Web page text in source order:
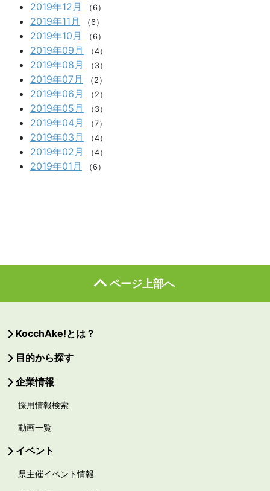
2019年12月 （6）
2019年11月 （6）
2019年10月 （6）
2019年09月 （4）
2019年08月 （3）
2019年07月 （2）
2019年06月 （2）
2019年05月 （3）
2019年04月 （7）
2019年03月 （4）
2019年02月 （4）
2019年01月 （6）
ページ上部へ
KocchAke!とは？
目的から探す
企業情報
採用情報検索
動画一覧
イベント
県主催イベント情報